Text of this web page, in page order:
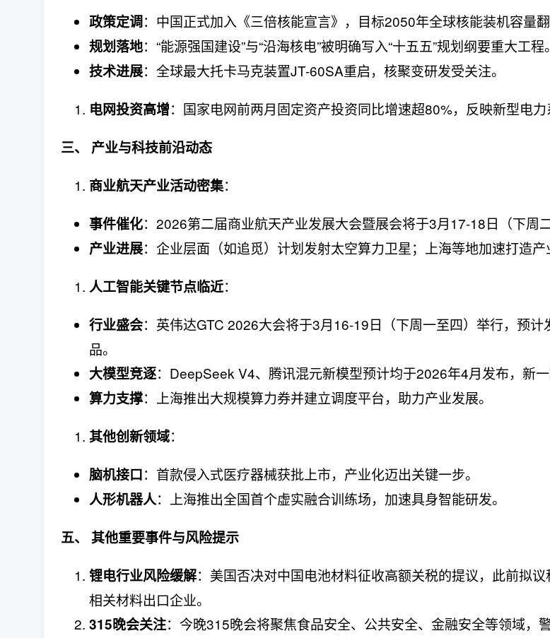
政策定调：中国正式加入《三倍核能宣言》，目标2050年全球核能装机容量翻
规划落地：“能源强国建设”与“沿海核电”被明确写入“十五五”规划纲要重大工程。
技术进展：全球最大托卡马克装置JT-60SA重启，核聚变研发受关注。
电网投资高增：国家电网前两月固定资产投资同比增速超80%，反映新型电力
三、 产业与科技前沿动态
商业航天产业活动密集：
事件催化：2026第二届商业航天产业发展大会暨展会将于3月17-18日（下周
产业进展：企业层面（如追觅）计划发射太空算力卫星；上海等地加速打造产
人工智能关键节点临近：
行业盛会：英伟达GTC 2026大会将于3月16-19日（下周一至四）举行，预计
品。
大模型竞逐：DeepSeek V4、腾讯混元新模型预计均于2026年4月发布，新一
算力支撑：上海推出大规模算力券并建立调度平台，助力产业发展。
其他创新领域：
脑机接口：首款侵入式医疗器械获批上市，产业化迈出关键一步。
人形机器人：上海推出全国首个虚实融合训练场，加速具身智能研发。
五、 其他重要事件与风险提示
锂电行业风险缓解：美国否决对中国电池材料征收高额关税的提议，此前拟
相关材料出口企业。
315晚会关注：今晚315晚会将聚焦食品安全、公共安全、金融安全等领域，